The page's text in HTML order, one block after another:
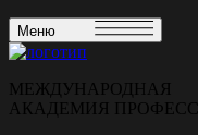
Меню
МЕЖДУНАРОДНАЯ
АКАДЕМИЯ